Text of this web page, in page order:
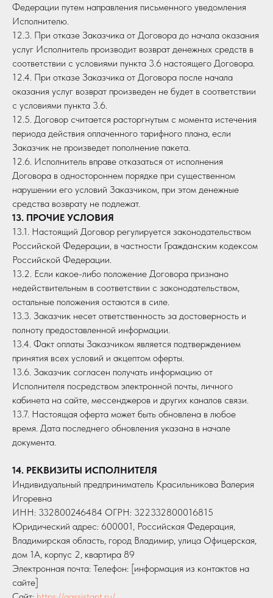
Федерации путем направления письменного уведомления
Исполнителю.
12.3. При отказе Заказчика от Договора до начала оказания
услуг Исполнитель производит возврат денежных средств в
соответствии с условиями пункта 3.6 настоящего Договора.
12.4. При отказе Заказчика от Договора после начала
оказания услуг возврат произведен не будет в соответствии
с условиями пункта 3.6.
12.5. Договор считается расторгнутым с момента истечения
периода действия оплаченного тарифного плана, если
Заказчик не произведет пополнение пакета.
12.6. Исполнитель вправе отказаться от исполнения
Договора в одностороннем порядке при существенном
нарушении его условий Заказчиком, при этом денежные
средства возврату не подлежат.
13. ПРОЧИЕ УСЛОВИЯ
13.1. Настоящий Договор регулируется законодательством
Российской Федерации, в частности Гражданским кодексом
Российской Федерации.
13.2. Если какое-либо положение Договора признано
недействительным в соответствии с законодательством,
остальные положения остаются в силе.
13.3. Заказчик несет ответственность за достоверность и
полноту предоставленной информации.
13.4. Факт оплаты Заказчиком является подтверждением
принятия всех условий и акцептом оферты.
13.6. Заказчик согласен получать информацию от
Исполнителя посредством электронной почты, личного
кабинета на сайте, мессенджеров и других каналов связи.
13.7. Настоящая оферта может быть обновлена в любое
время. Дата последнего обновления указана в начале
документа.
14. РЕКВИЗИТЫ ИСПОЛНИТЕЛЯ
Индивидуальный предприниматель Красильникова Валерия
Игоревна
ИНН: 332800246484 ОГРН: 322332800016815
Юридический адрес: 600001, Российская Федерация,
Владимирская область, город Владимир, улица Офицерская,
дом 1А, корпус 2, квартира 89
Электронная почта: Телефон: [информация из контактов на
сайте]